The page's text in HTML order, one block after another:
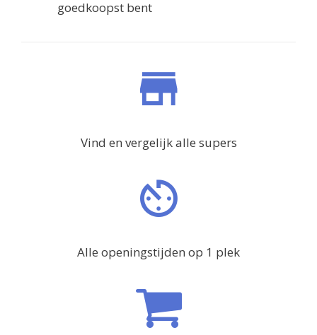
goedkoopst bent
Vind en vergelijk alle supers
Alle openingstijden op 1 plek